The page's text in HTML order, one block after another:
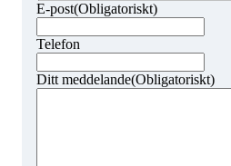
E-post(Obligatoriskt)
Telefon
Ditt meddelande(Obligatoriskt)